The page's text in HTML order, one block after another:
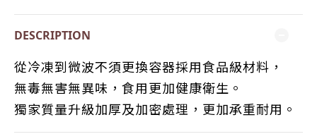
DESCRIPTION
從冷凍到微波不須更換容器採用食品級材料，
無毒無害無異味，食用更加健康衛生。
獨家質量升級加厚及加密處理，更加承重耐用。